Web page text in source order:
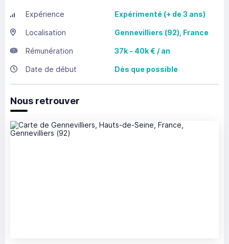
Expérience Expérimenté (+ de 3 ans)
Localisation Gennevilliers (92), France
Rémunération 37k - 40k € / an
Date de début Dès que possible
Nous retrouver